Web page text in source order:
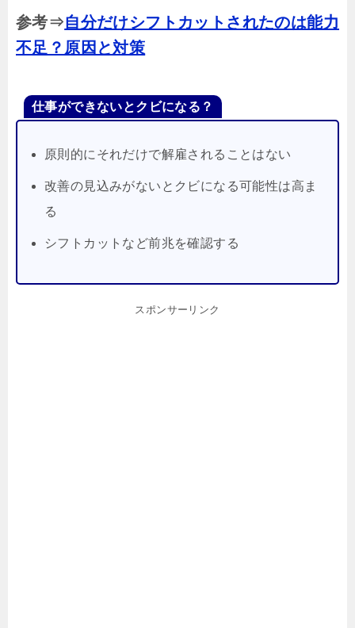
参考⇒自分だけシフトカットされたのは能力
不足？原因と対策
仕事ができないとクビになる？
原則的にそれだけで解雇されることはない
改善の見込みがないとクビになる可能性は高ま
る
シフトカットなど前兆を確認する
スポンサーリンク